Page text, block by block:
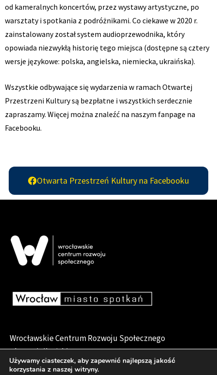
od kameralnych koncertów, przez wystawy artystyczne, po
warsztaty i spotkania z podróżnikami. Co ciekawe w 2020 r.
zainstalowany został system audioprzewodnika, który
opowiada niezwykłą historię tego miejsca (dostępne są cztery
wersje językowe: polska, angielska, niemiecka, ukraińska).
Wszystkie odbywające się wydarzenia w ramach Otwartej
Przestrzeni Kultury są bezpłatne i wszystkich serdecznie
zapraszamy. Więcej można znaleźć na naszym fanpage na
Facebooku.
Otwarta Przestrzeń Kultury na Facebooku
Wrocławskie Centrum Rozwoju Społecznego
pl. Dominikański 6, 50-159 Wrocław
Używamy ciasteczek, aby zapewnić najlepszą jakość
korzystania z naszej witryny.